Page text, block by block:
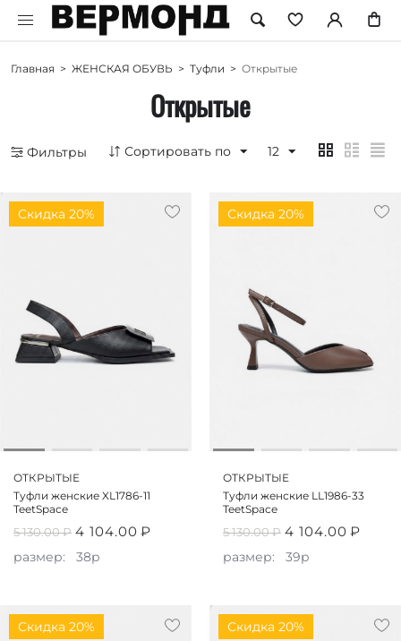
Главная > ЖЕНСКАЯ ОБУВЬ > Туфли > Открытые
Открытые
Фильтры Сортировать по 12
Скидка 20%
ОТКРЫТЫЕ
Туфли женские XL1786-11
TeetSpace
5 130.00₽ 4 104.00 ₽
размер: 38р
Скидка 20%
ОТКРЫТЫЕ
Туфли женские LL1986-33
TeetSpace
5 130.00₽ 4 104.00 ₽
размер: 39р
Скидка 20% Скидка 20%